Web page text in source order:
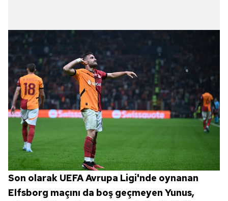
Son olarak UEFA Avrupa Ligi'nde oynanan
Elfsborg maçını da boş geçmeyen Yunus,